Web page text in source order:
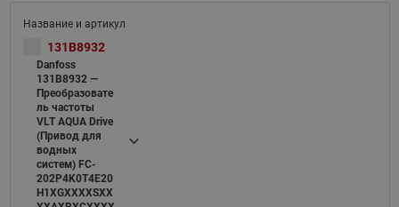
131B8932
Danfoss
131B8932 —
Преобразовате
ль частоты
VLT AQUA Drive
(Привод для
водных
систем) FC-
202P4K0T4E20
H1XGXXXXSXX